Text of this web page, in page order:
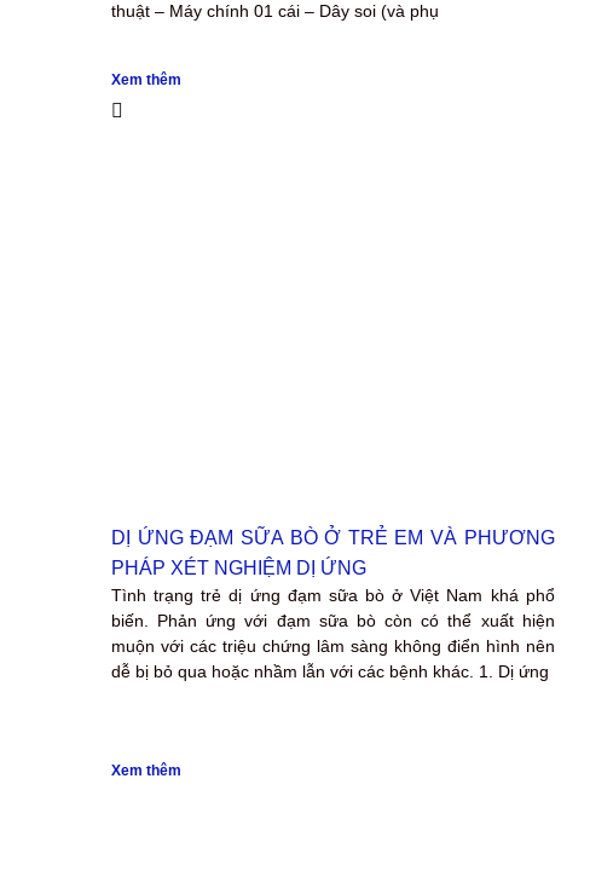
thuật – Máy chính 01 cái – Dây soi (và phụ
Xem thêm
DỊ ỨNG ĐẠM SỮA BÒ Ở TRẺ EM VÀ PHƯƠNG
PHÁP XÉT NGHIỆM DỊ ỨNG
Tình trạng trẻ dị ứng đạm sữa bò ở Việt Nam khá phổ
biến. Phản ứng với đạm sữa bò còn có thể xuất hiện
muộn với các triệu chứng lâm sàng không điển hình nên
dễ bị bỏ qua hoặc nhầm lẫn với các bệnh khác. 1. Dị ứng
Xem thêm